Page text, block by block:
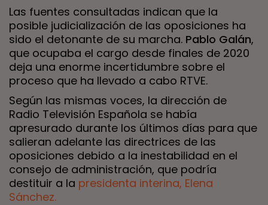
Las fuentes consultadas indican que la
posible judicialización de las oposiciones ha
sido el detonante de su marcha. Pablo Galán,
que ocupaba el cargo desde finales de 2020
deja una enorme incertidumbre sobre el
proceso que ha llevado a cabo RTVE.
Según las mismas voces, la dirección de
Radio Televisión Española se había
apresurado durante los últimos días para que
salieran adelante las directrices de las
oposiciones debido a la inestabilidad en el
consejo de administración, que podría
destituir a la presidenta interina, Elena
Sánchez.